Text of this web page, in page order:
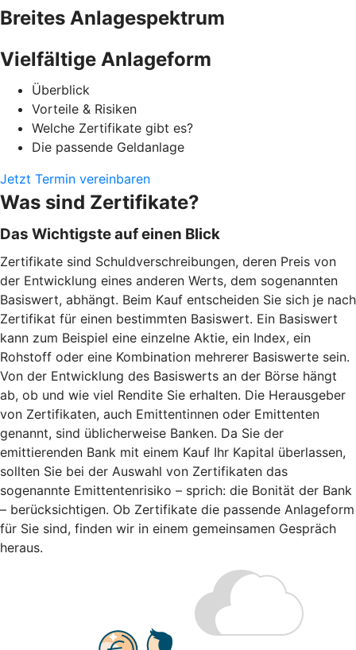
Breites Anlagespektrum
Vielfältige Anlageform
Überblick
Vorteile & Risiken
Welche Zertifikate gibt es?
Die passende Geldanlage
Jetzt Termin vereinbaren
Was sind Zertifikate?
Das Wichtigste auf einen Blick
Zertifikate sind Schuldverschreibungen, deren Preis von
der Entwicklung eines anderen Werts, dem sogenannten
Basiswert, abhängt. Beim Kauf entscheiden Sie sich je nach
Zertifikat für einen bestimmten Basiswert. Ein Basiswert
kann zum Beispiel eine einzelne Aktie, ein Index, ein
Rohstoff oder eine Kombination mehrerer Basiswerte sein.
Von der Entwicklung des Basiswerts an der Börse hängt
ab, ob und wie viel Rendite Sie erhalten. Die Herausgeber
von Zertifikaten, auch Emittentinnen oder Emittenten
genannt, sind üblicherweise Banken. Da Sie der
emittierenden Bank mit einem Kauf Ihr Kapital überlassen,
sollten Sie bei der Auswahl von Zertifikaten das
sogenannte Emittentenrisiko – sprich: die Bonität der Bank
– berücksichtigen. Ob Zertifikate die passende Anlageform
für Sie sind, finden wir in einem gemeinsamen Gespräch
heraus.